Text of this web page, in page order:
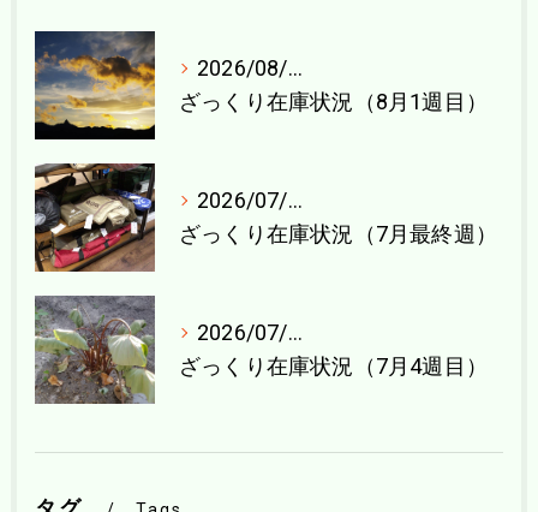
2026/08/04
ざっくり在庫状況（8月1週目）
2026/07/27
ざっくり在庫状況（7月最終週）
2026/07/21
ざっくり在庫状況（7月4週目）